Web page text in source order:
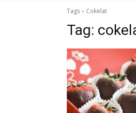
Tags Cokelat
Tag: